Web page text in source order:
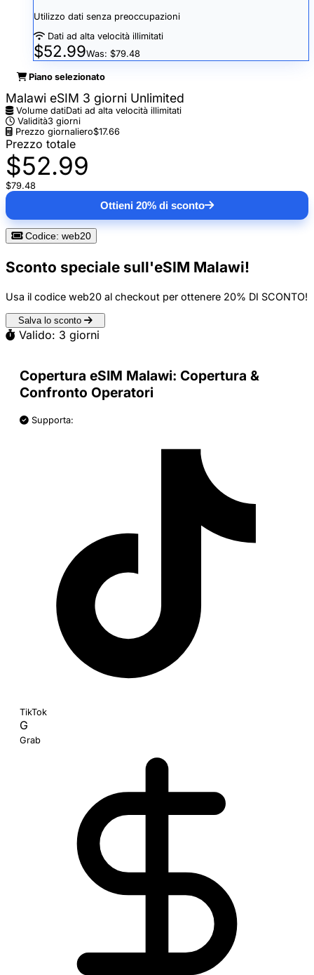
Utilizzo dati senza preoccupazioni
Dati ad alta velocità illimitati
$52.99Was: $79.48
Piano selezionato
Malawi eSIM 3 giorni Unlimited
Volume datiDati ad alta velocità illimitati
Validità3 giorni
Prezzo giornaliero$17.66
Prezzo totale
$52.99
$79.48
Ottieni 20% di sconto
Codice: web20
Sconto speciale sull'eSIM Malawi!
Usa il codice web20 al checkout per ottenere 20% DI SCONTO!
Salva lo sconto
Valido: 3 giorni
Copertura eSIM Malawi: Copertura &
Confronto Operatori
Supporta:
TikTok
G
Grab